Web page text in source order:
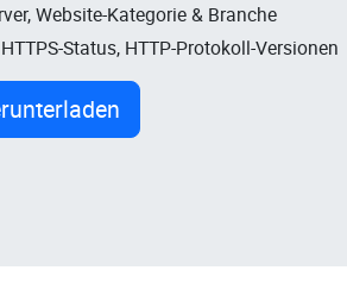
Website-Kategorie & Branche
Status, HTTP-Protokoll-Versionen